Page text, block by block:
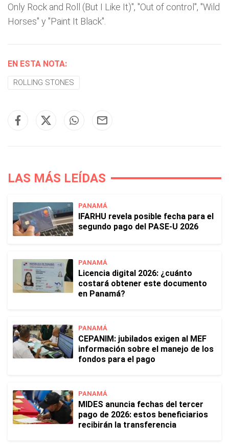
Only Rock and Roll (But I Like It)", "Out of control", "Wild
Horses" y "Paint It Black".
EN ESTA NOTA:
ROLLING STONES
LAS MÁS LEÍDAS
PANAMÁ
IFARHU revela posible fecha para el
segundo pago del PASE-U 2026
PANAMÁ
Licencia digital 2026: ¿cuánto
costará obtener este documento
en Panamá?
PANAMÁ
CEPANIM: jubilados exigen al MEF
información sobre el manejo de los
fondos para el pago
PANAMÁ
MIDES anuncia fechas del tercer
pago de 2026: estos beneficiarios
recibirán la transferencia